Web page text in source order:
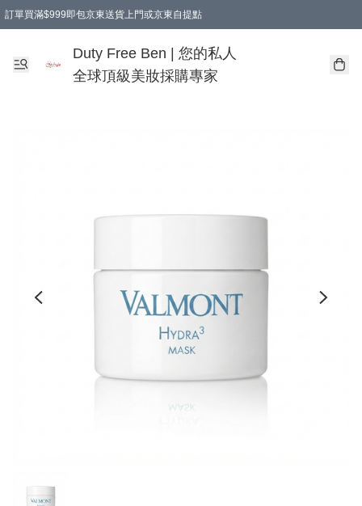
訂單買滿$999即包京東送貨上門或京東自提點
Duty Free Ben | 您的私人
全球頂級美妝採購專家